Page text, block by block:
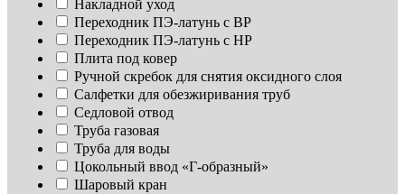
Накладной уход
Переходник ПЭ-латунь с ВР
Переходник ПЭ-латунь с НР
Плита под ковер
Ручной скребок для снятия оксидного слоя
Салфетки для обезжиривания труб
Седловой отвод
Труба газовая
Труба для воды
Цокольный ввод «Г-образный»
Шаровый кран